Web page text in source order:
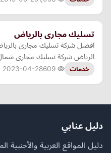
تسليك مجارى بالرياض
افضل شركة تسليك مجارى
الرياض شركة تسليك مجارى
خدمات 2023-04-28
دليل عنابي
دليل المواقع العربية والأجنبية